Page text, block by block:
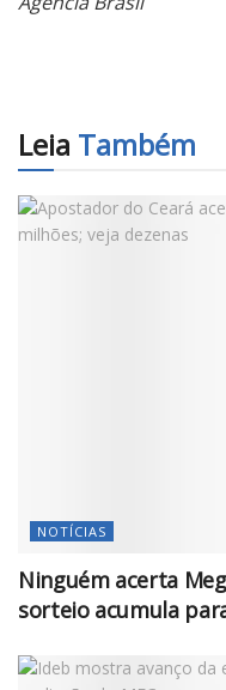
Leia Também
NOTÍCIAS
Ninguém acerta
sorteio acumula